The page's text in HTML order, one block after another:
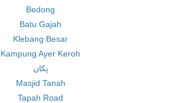
Bedong
Batu Gajah
Klebang Besar
Kampung Ayer Keroh
پکان
Masjid Tanah
Tapah Road